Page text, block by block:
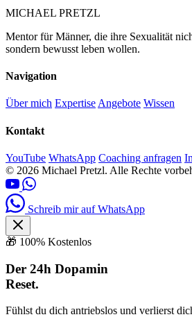
MICHAEL PRETZL
Mentor für Männer, die ihre Sexualität
sondern bewusst leben wollen.
Navigation
Über mich Expertise Angebote Wissen
Kontakt
YouTube WhatsApp Coaching anfragen
© 2026 Michael Pretzl. Alle Rechte
Schreib mir auf WhatsApp
🎁 100% Kostenlos
Der 24h Dopamin
Reset.
Fühlst du dich antriebslos und verlierst